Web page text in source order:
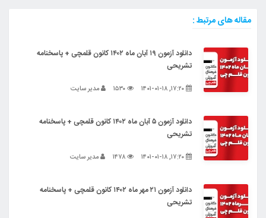
مقاله های مرتبط :
دانلود آزمون ۱۹ آبان ماه ۱۴۰۲ کانون قلمچی + پاسخنامه
تشریحی
مدیر سایت
دانلود آزمون ۵ آبان ماه ۱۴۰۲ کانون قلمچی + پاسخنامه
تشریحی
مدیر سایت
دانلود آزمون ۲۱ مهر ماه ۱۴۰۲ کانون قلمچی + پاسخنامه
تشریحی